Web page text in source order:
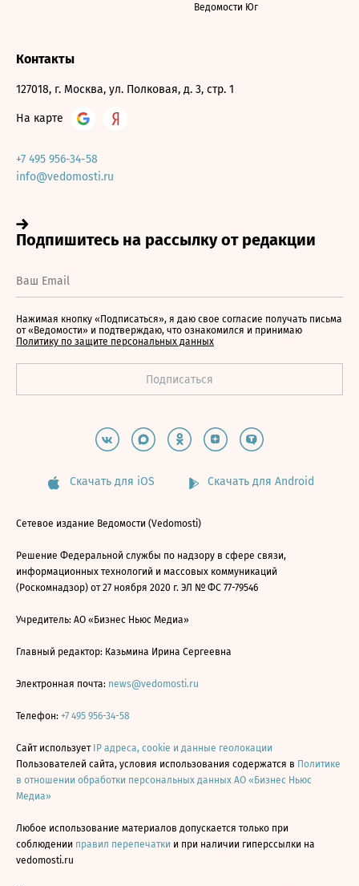
Ведомости Юг
Контакты
127018, г. Москва, ул. Полковая, д. 3, стр. 1
На карте
+7 495 956-34-58
info@vedomosti.ru
Нажимая кнопку «Подписаться», я даю свое согласие получать письма
от «Ведомости» и подтверждаю, что ознакомился и принимаю
Политику по защите персональных данных
Скачать для iOS Скачать для Android
Сетевое издание Ведомости (Vedomosti)
Решение Федеральной службы по надзору в сфере связи,
информационных технологий и массовых коммуникаций
(Роскомнадзор) от 27 ноября 2020 г. ЭЛ № ФС 77-79546
Учредитель: АО «Бизнес Ньюс Медиа»
Главный редактор: Казьмина Ирина Сергеевна
Электронная почта: news@vedomosti.ru
Телефон: +7 495 956-34-58
Сайт использует IP адреса, cookie и данные геолокации
Пользователей сайта, условия использования содержатся в Политике
в отношении обработки персональных данных АО «Бизнес Ньюс
Медиа»
Любое использование материалов допускается только при
соблюдении правил перепечатки и при наличии гиперссылки на
vedomosti.ru